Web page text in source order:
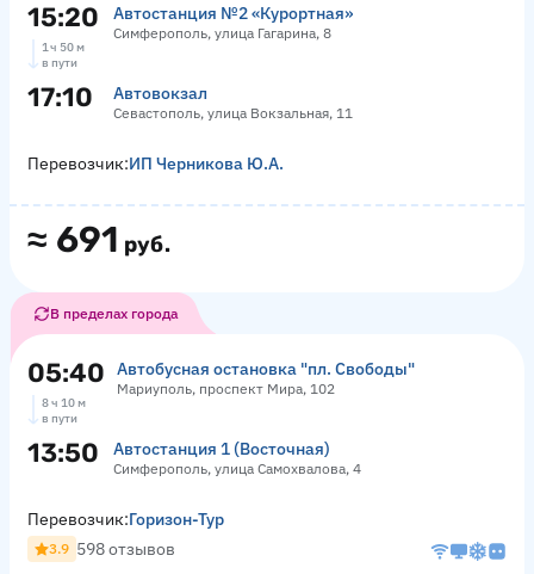
15:20 Автостанция №2 «Курортная»
Симферополь, улица Гагарина, 8
1 ч 50 м
в пути
17:10 Автовокзал
Севастополь, улица Вокзальная, 11
≈ 691 руб.
Перевозчик:ИП Черникова Ю.А.
В пределах города
05:40 Автобусная остановка "пл. Свободы"
Мариуполь, проспект Мира, 102
8 ч 10 м
в пути
13:50 Автостанция 1 (Восточная)
Симферополь, улица Самохвалова, 4
Перевозчик:Горизон-Тур
3.9 598 отзывов